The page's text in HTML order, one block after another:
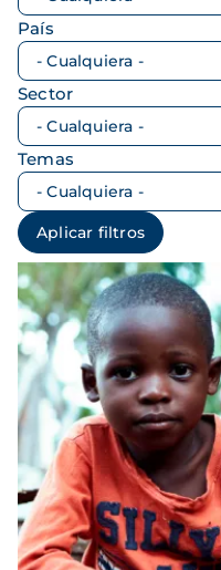
País
Sector
Temas